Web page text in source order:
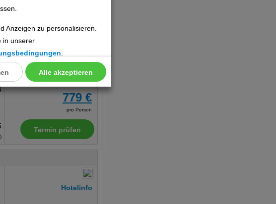
Anzeigen zu personalisieren.
in unserer
Alle akzeptieren
779 €
pro Person
Termin prüfen
Hotelinfo